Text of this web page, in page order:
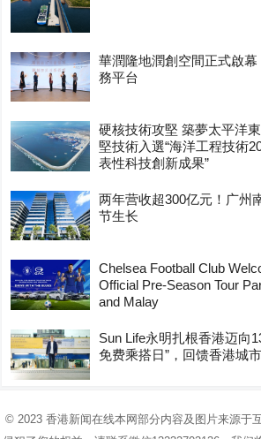
華潤隆地潤創空間正式啟
務平台
硬核技術攻堅 築夢太平洋
堅技術入選“海洋工程技術
表性科技創新成果”
两年营收超300亿元！广州
节生长
Chelsea Football Club
Official Pre-Season Tour
and Malay
Sun Life永明扎根香港迈向
免费乘搭日”，回馈香港城
© 2023 香港新闻在线本网部分内容及图片来源于